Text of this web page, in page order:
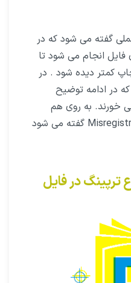
گفته می شود که در
فایل انجام می شود تا
کمتر دیده شود . در
در ادامه توضیح
خورند. به روی هم
نخوردن رنگها اصلاحا Misregistration گفته می شود
ترپینگ در فایل